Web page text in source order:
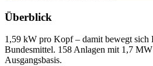
Überblick
1,59 kW pro Kopf – damit bewegt sich
Bundesmittel. 158 Anlagen mit 1,7
Ausgangsbasis.